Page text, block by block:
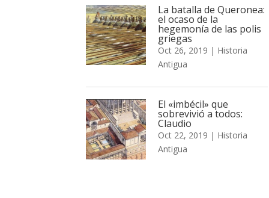
La batalla de Queronea:
el ocaso de la
hegemonía de las polis
griegas
Oct 26, 2019 | Historia
Antigua
El «imbécil» que
sobrevivió a todos:
Claudio
Oct 22, 2019 | Historia
Antigua